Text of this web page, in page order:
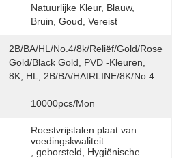
Natuurlijke Kleur, Blauw,
Bruin, Goud, Vereist
2B/BA/HL/No.4/8k/reliëf/Gold/Rose
Gold/Black Gold, PVD -kleuren,
8K, HL, 2B/BA/HAIRLINE/8K/No.4
10000pcs/mon
Roestvrijstalen plaat van
voedingskwaliteit
geborsteld Hygiënische